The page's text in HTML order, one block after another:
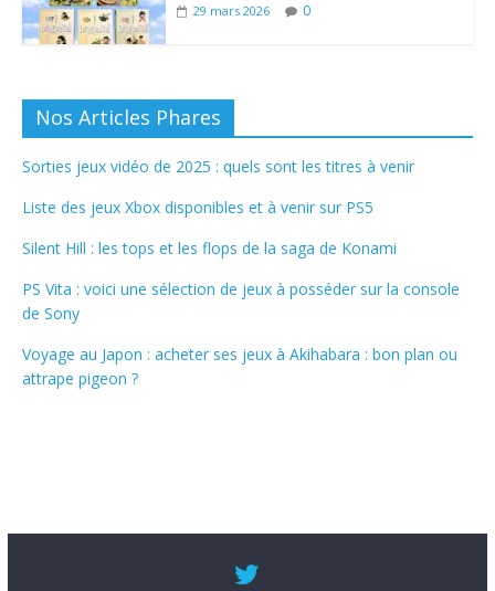
29 mars 2026 0
Nos Articles Phares
Sorties jeux vidéo de 2025 : quels sont les titres à venir
Liste des jeux Xbox disponibles et à venir sur PS5
Silent Hill : les tops et les flops de la saga de Konami
PS Vita : voici une sélection de jeux à posséder sur la console
de Sony
Voyage au Japon : acheter ses jeux à Akihabara : bon plan ou
attrape pigeon ?